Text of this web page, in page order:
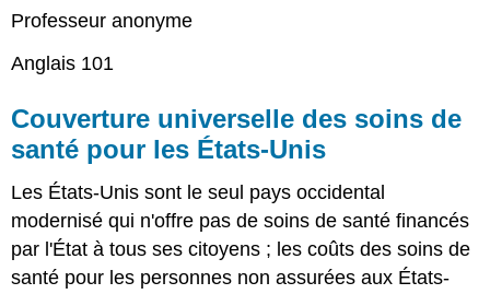
Professeur anonyme
Anglais 101
Couverture universelle des soins de
santé pour les États-Unis
Les États-Unis sont le seul pays occidental
modernisé qui n'offre pas de soins de santé financés
par l'État à tous ses citoyens ; les coûts des soins de
santé pour les personnes non assurées aux États-